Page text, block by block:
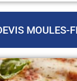
MOULES-